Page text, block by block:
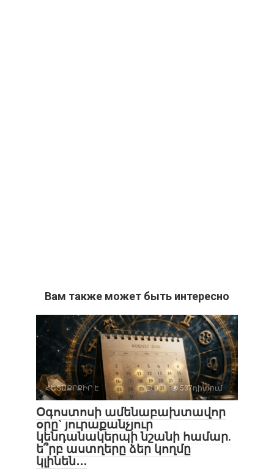
Вам также может быть интересно
ՀԵՏԱՔՐՔԻՐ Է 0 537դիտում
Օգոստոսի ամենաբախտավոր
օրը` յուրաքանչյուր
կենդանակերպի նշանի համար.
ե՞րբ աստղերը ձեր կողմը
կլինեն․․․